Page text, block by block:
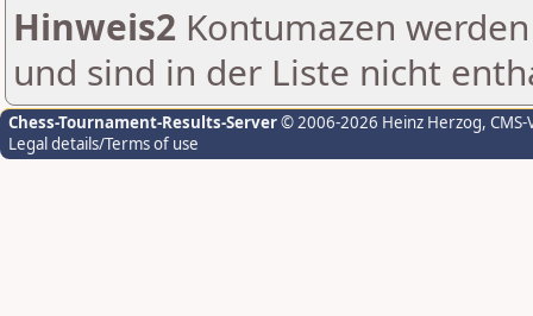
Hinweis2 Kontumazen
und sind in der Liste nicht
Chess-Tournament-Results-Server© 2006-2026 Heinz Herzog,
Legal details/Terms of use